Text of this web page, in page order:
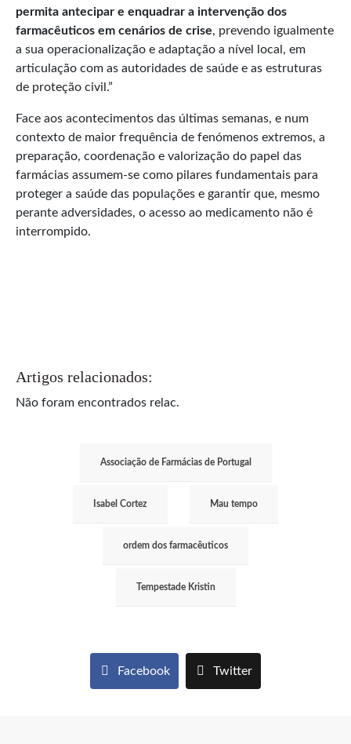
permita antecipar e enquadrar a intervenção dos
farmacêuticos em cenários de crise, prevendo igualmente
a sua operacionalização e adaptação a nível local, em
articulação com as autoridades de saúde e as estruturas
de proteção civil.”
Face aos acontecimentos das últimas semanas, e num
contexto de maior frequência de fenómenos extremos, a
preparação, coordenação e valorização do papel das
farmácias assumem-se como pilares fundamentais para
proteger a saúde das populações e garantir que, mesmo
perante adversidades, o acesso ao medicamento não é
interrompido.
Artigos relacionados:
Não foram encontrados relac.
Associação de Farmácias de Portugal
Isabel Cortez Mau tempo
ordem dos farmacêuticos
Tempestade Kristin
Facebook Twitter